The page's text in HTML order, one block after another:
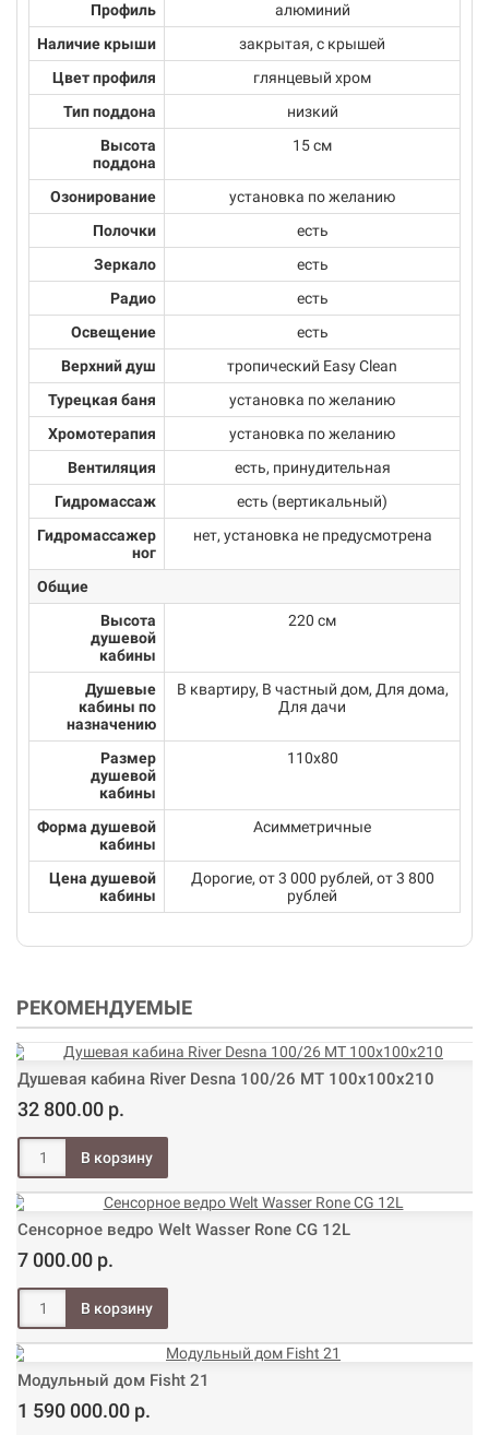
Профиль
алюминий
Наличие крыши
закрытая, с крышей
Цвет профиля
глянцевый хром
Тип поддона
низкий
Высота
поддона
15 см
Озонирование
установка по желанию
Полочки
есть
Зеркало
есть
Радио
есть
Освещение
есть
Верхний душ
тропический Easy Clean
Турецкая баня
установка по желанию
Хромотерапия
установка по желанию
Вентиляция
есть, принудительная
Гидромассаж
есть (вертикальный)
Гидромассажер
ног
нет, установка не предусмотрена
Общие
Высота
душевой
кабины
220 см
Душевые
кабины по
назначению
В квартиру, В частный дом, Для дома,
Для дачи
Размер
душевой
кабины
110х80
Форма душевой
кабины
Асимметричные
Цена душевой
кабины
Дорогие, от 3 000 рублей, от 3 800
рублей
РЕКОМЕНДУЕМЫЕ
Душевая кабина River Desna 100/26 МТ 100х100х210
32 800.00 р.
Сенсорное ведро Welt Wasser Rone CG 12L
7 000.00 р.
Модульный дом Fisht 21
1 590 000.00 р.